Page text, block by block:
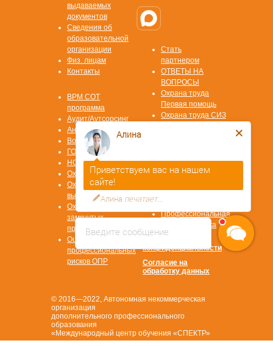
© 2016—2022, Автономная некоммерческая
организация
дополнительного профессионального
образования
«Международный центр обучения «СПЕКТР»
Стать
партнером
ОТВЕТЫ НА
ВОПРОСЫ
Согласие на
обработку данных
конфиденциальности
ВРМ СОТ
программа
Аудит/Аутсорсинг
Антитеррор
Воинский учет
ГОЧС
НОК ЦОК
Охрана труда
Охрана труда на
высоте ОТВ
Охрана труда в
замкнутых
пространствах ОЗП
Оценка
профессиональных
рисков ОПР
Охрана труда
Первая помощь
Охрана труда СИЗ
СОУТ
Пожарная
Повышение
квалификации
Профессиональная
переподготовка
Полигон
выдаваемых
документов
Сведения об
образовательной
организации
Физ. лицам
Контакты
Введите сообщение
Алина
Приветствуем вас на нашем
сайте!
Алина печатает...